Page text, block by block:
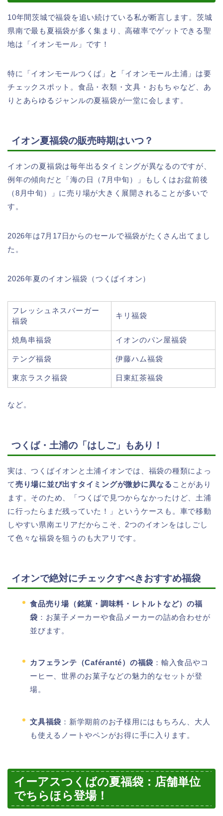
10年間茨城で福袋を追い続けている私が断言します。茨城
県南で最も夏福袋が多く集まり、高確率でゲットできる聖
地は「イオンモール」です！
特に「イオンモールつくば」 と
「イオンモール土浦」は要
チェックスポット。食品・衣類・文具・おもちゃなど、あ
りとあらゆるジャンルの夏福袋が一堂に会します。
イオン夏福袋の販売時期はいつ？
イオンの夏福袋は毎年出るタイミングが異なるのですが、
例年の傾向だと「海の日（7月中旬）」もしくはお盆前後
（8月中旬）」に売り場が大きく展開されることが多いで
す。
2026年は7月17日からのセールで福袋がたくさん出てまし
た。
2026年夏のイオン福袋（つくばイオン）
フレッシュネスバーガー
福袋
キリ福袋
焼鳥串福袋 イオンのパン屋福袋
テング福袋 伊藤ハム福袋
東京ラスク福袋 日東紅茶福袋
など。
つくば・土浦の「はしご」もあり！
実は、つくばイオンと土浦イオンでは、福袋の種類によっ
て売り場に並び出すタイミングが微妙に異なる ことがあり
ます。そのため、「つくばで見つからなかったけど、土浦
に行ったらまだ残っていた！」というケースも。車で移動
しやすい県南エリアだからこそ、2つのイオンをはしごし
て色々な福袋を狙うのも大アリです。
イオンで絶対にチェックすべきおすすめ福袋
食品売り場（銘菓・調味料・レトルトなど）の福
袋 ：お菓子メーカーや食品メーカーの詰め合わせが
並びます。
カフェランテ（Caféranté）の福袋 ：輸入食品やコ
ーヒー、世界のお菓子などの魅力的なセットが登
場。
文具福袋 ：新学期前のお子様用にはもちろん、大人
も使えるノートやペンがお得に手に入ります。
イーアスつくばの夏福袋：店舗単位
でちらほら登場！